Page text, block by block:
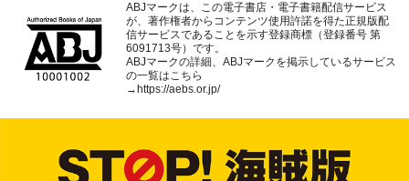
ABJマークは、この電子書店・電子書籍配信サービス
が、著作権者からコンテンツ使用許諾を得た正規版配
信サービスであることを示す登録商標（登録番号 第
6091713号）です。
ABJマークの詳細、ABJマークを掲示しているサービス
の一覧はこちら
→ https://aebs.or.jp/